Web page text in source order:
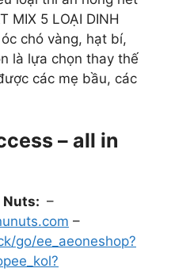
MIX 5 LOẠI DINH
chó vàng, hạt bí,
là lựa chọn thay thế
các mẹ bầu, các
– all in
Nuts: –
–
go/ee_aeoneshop?